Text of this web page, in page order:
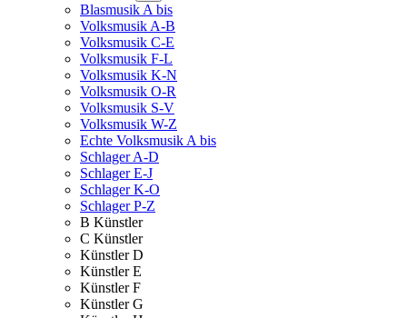
Blasmusik A bis
Volksmusik A-B
Volksmusik C-E
Volksmusik F-L
Volksmusik K-N
Volksmusik O-R
Volksmusik S-V
Volksmusik W-Z
Echte Volksmusik A bis
Schlager A-D
Schlager E-J
Schlager K-O
Schlager P-Z
B Künstler
C Künstler
Künstler D
Künstler E
Künstler F
Künstler G